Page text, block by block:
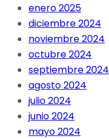
enero 2025
diciembre 2024
noviembre 2024
octubre 2024
septiembre 2024
agosto 2024
julio 2024
junio 2024
mayo 2024